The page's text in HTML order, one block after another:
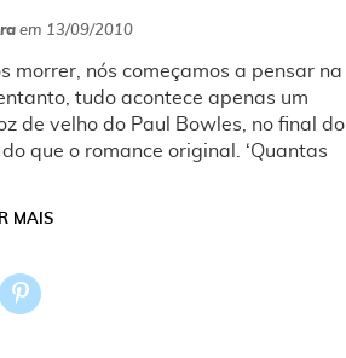
em 13/09/2010
morrer, nós começamos a pensar na
tudo acontece apenas um
de velho do Paul Bowles, no final do
que o romance original. ‘Quantas
MAIS